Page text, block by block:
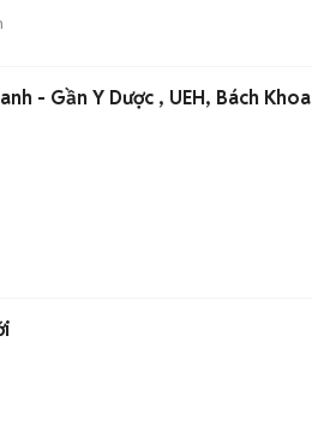
- Gần Y Dược , UEH, Bách Khoa